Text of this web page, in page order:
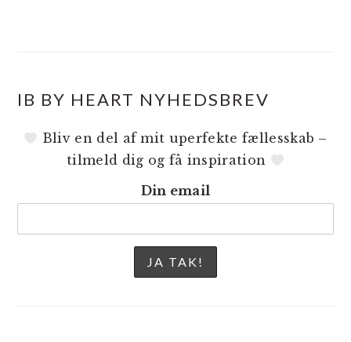
IB BY HEART NYHEDSBREV
Bliv en del af mit uperfekte fællesskab –
tilmeld dig og få inspiration
Din email